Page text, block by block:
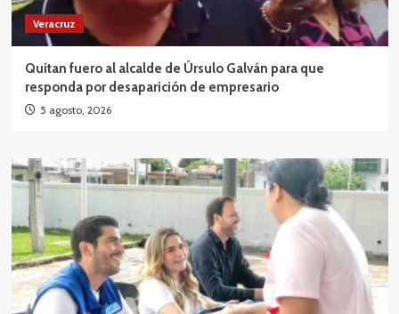
Veracruz
Quitan fuero al alcalde de Úrsulo Galván para que
responda por desaparición de empresario
5 agosto, 2026